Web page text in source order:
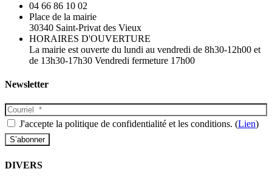
04 66 86 10 02
Place de la mairie
30340 Saint-Privat des Vieux
HORAIRES D'OUVERTURE
La mairie est ouverte du lundi au vendredi de 8h30-12h00 et
de 13h30-17h30 Vendredi fermeture 17h00
Newsletter
J'accepte la politique de confidentialité et les conditions. (Lien)
DIVERS